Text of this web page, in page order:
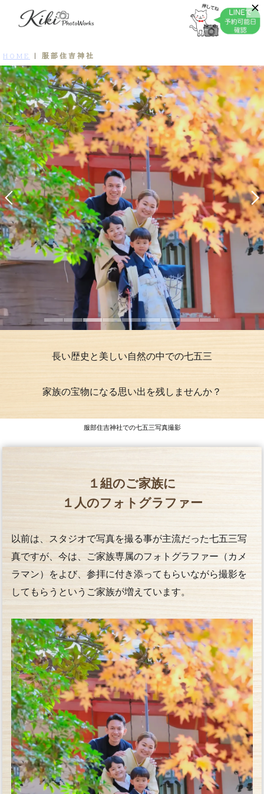
HOME 服部住吉神社
長い歴史と美しい自然の中での七五三
家族の宝物になる思い出を残しませんか？
服部住吉神社での七五三写真撮影
１組のご家族に
１人のフォトグラファー
以前は、スタジオで写真を撮る事が主流だった七五三写
真ですが、今は、ご家族専属のフォトグラファー（カメ
ラマン）をよび、参拝に付き添ってもらいながら撮影を
してもらうというご家族が増えています。